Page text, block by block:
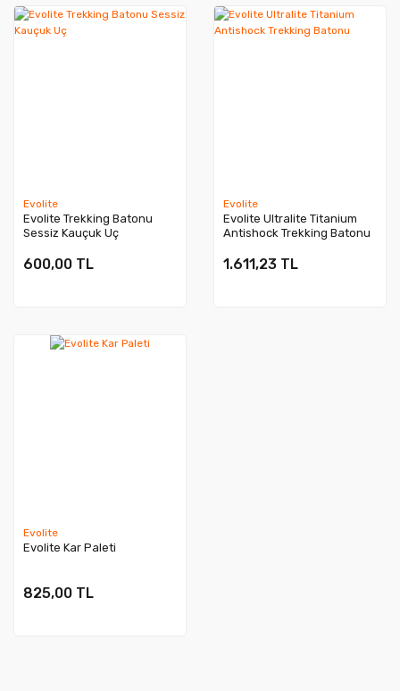
Evolite
Evolite Trekking Batonu
Sessiz Kauçuk Uç
600,00 TL
Evolite
Evolite Ultralite Titanium
Antishock Trekking Batonu
1.611,23 TL
Evolite
Evolite Kar Paleti
825,00 TL